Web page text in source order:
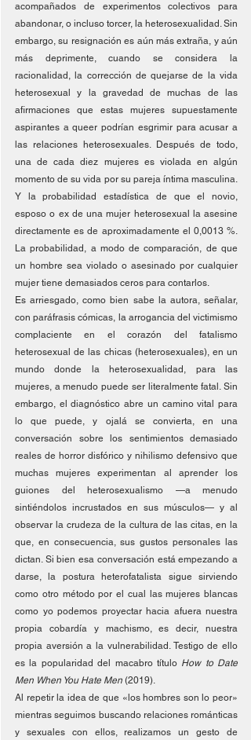
acompañados de experimentos colectivos para
abandonar, o incluso torcer, la heterosexualidad. Sin
embargo, su resignación es aún más extraña, y aún
más deprimente, cuando se considera la
racionalidad, la corrección de quejarse de la vida
heterosexual y la gravedad de muchas de las
afirmaciones que estas mujeres supuestamente
aspirantes a queer podrían esgrimir para acusar a
las relaciones heterosexuales. Después de todo,
una de cada diez mujeres es violada en algún
momento de su vida por su pareja íntima masculina.
Y la probabilidad estadística de que el novio,
esposo o ex de una mujer heterosexual la asesine
directamente es de aproximadamente el 0,0013 %.
La probabilidad, a modo de comparación, de que
un hombre sea violado o asesinado por cualquier
mujer tiene demasiados ceros para contarlos.
Es arriesgado, como bien sabe la autora, señalar,
con paráfrasis cómicas, la arrogancia del victimismo
complaciente en el corazón del fatalismo
heterosexual de las chicas (heterosexuales), en un
mundo donde la heterosexualidad, para las
mujeres, a menudo puede ser literalmente fatal. Sin
embargo, el diagnóstico abre un camino vital para
lo que puede, y ojalá se convierta, en una
conversación sobre los sentimientos demasiado
reales de horror disfórico y nihilismo defensivo que
muchas mujeres experimentan al aprender los
guiones del heterosexualismo —a menudo
sintiéndolos incrustados en sus músculos— y al
observar la crudeza de la cultura de las citas, en la
que, en consecuencia, sus gustos personales las
dictan. Si bien esa conversación está empezando a
darse, la postura heterofatalista sigue sirviendo
como otro método por el cual las mujeres blancas
como yo podemos proyectar hacia afuera nuestra
propia cobardía y machismo, es decir, nuestra
propia aversión a la vulnerabilidad. Testigo de ello
es la popularidad del macabro título How to Date
Men When You Hate Men (2019).
Al repetir la idea de que «los hombres son lo peor»
mientras seguimos buscando relaciones románticas
y sexuales con ellos, realizamos un gesto de